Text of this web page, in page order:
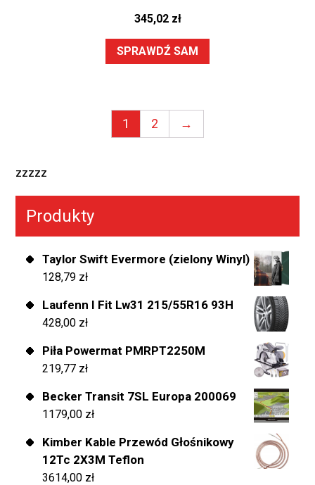
345,02 zł
SPRAWDŹ SAM
1 2 →
zzzzz
Produkty
Taylor Swift Evermore (zielony Winyl)
128,79 zł
Laufenn I Fit Lw31 215/55R16 93H
428,00 zł
Piła Powermat PMRPT2250M
219,77 zł
Becker Transit 7SL Europa 200069
1179,00 zł
Kimber Kable Przewód Głośnikowy
12Tc 2X3M Teflon
3614,00 zł